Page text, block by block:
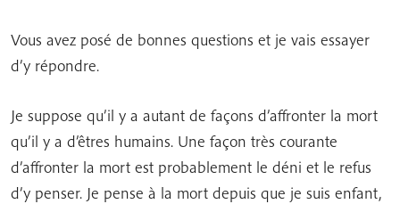
Vous avez posé de bonnes questions et je vais essayer
d’y répondre.
Je suppose qu’il y a autant de façons d’affronter la mort
qu’il y a d’êtres humains. Une façon très courante
d’affronter la mort est probablement le déni et le refus
d’y penser. Je pense à la mort depuis que je suis enfant,